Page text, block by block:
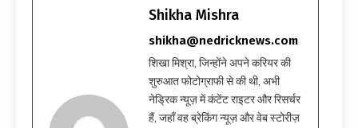
Shikha Mishra
shikha@nedricknews.com
शिखा मिश्रा, जिन्होंने अपने करियर की
शुरुआत फोटोग्राफी से की थी, अभी
नेड्रिक न्यूज़ में कंटेंट राइटर और रिसर्चर
हैं, जहाँ वह ब्रेकिंग न्यूज़ और वेब स्टोरीज़